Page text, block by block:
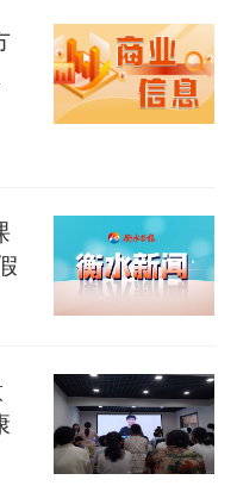
有被看见、被点
历，让我对教育
体悟。
这个高高瘦瘦的
，是课堂上不折
搏奋进的高中课
，毫无迟到的愧
，要么趴在桌上
摆弄小物件，心